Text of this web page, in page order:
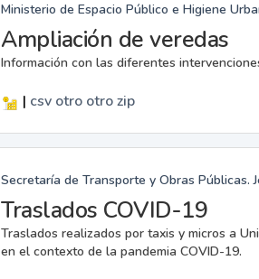
Ministerio de Espacio Público e Higiene
Ampliación de veredas
Información con las diferentes
| csv otro otrozip
Secretaría de Transporte y Obras Públicas.
Traslados COVID-19
Traslados realizados por taxis y micros a
en el contexto de la pandemia COVID-19.